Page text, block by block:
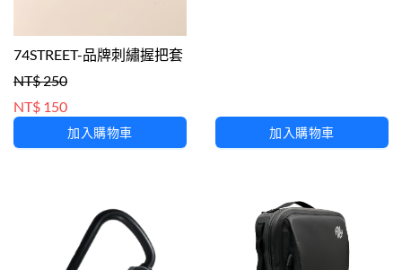
74STREET-品牌刺繡握把套
NT$ 250
NT$ 150
加入購物車 加入購物車